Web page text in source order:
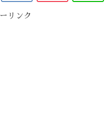
リンク